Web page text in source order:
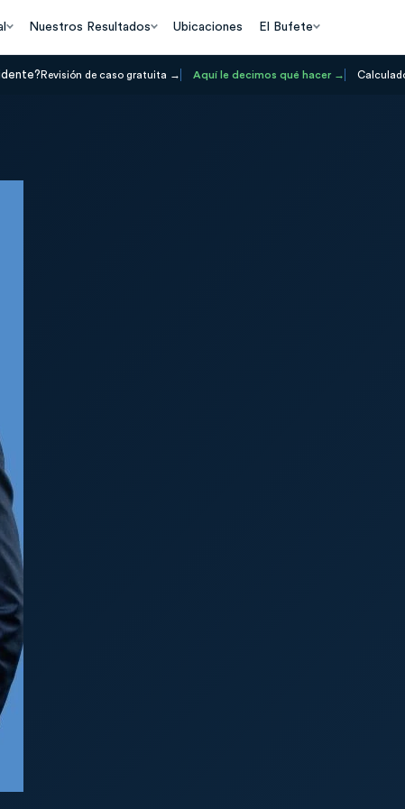
Nuestros Resultados Ubicaciones El Bufete
Revisión de caso gratuita Aquí le decimos qué hacer